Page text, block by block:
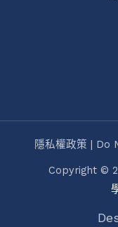
隱私權政策 |
Copyright ©